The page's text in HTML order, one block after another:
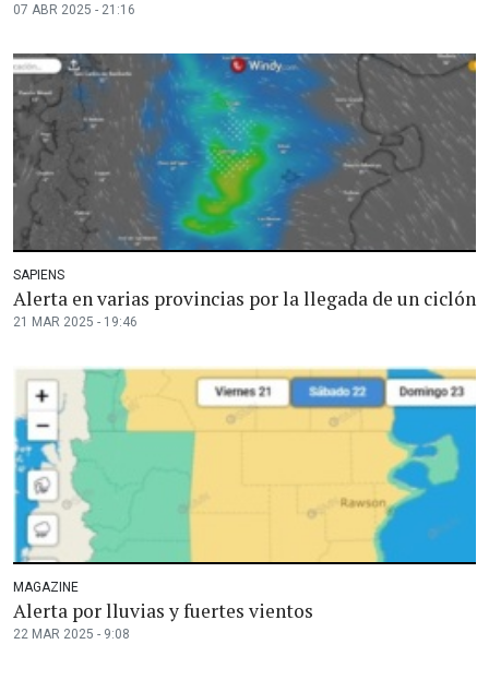
07 ABR 2025 - 21:16
SAPIENS
Alerta en varias provincias por la llegada de un ciclón
21 MAR 2025 - 19:46
MAGAZINE
Alerta por lluvias y fuertes vientos
22 MAR 2025 - 9:08